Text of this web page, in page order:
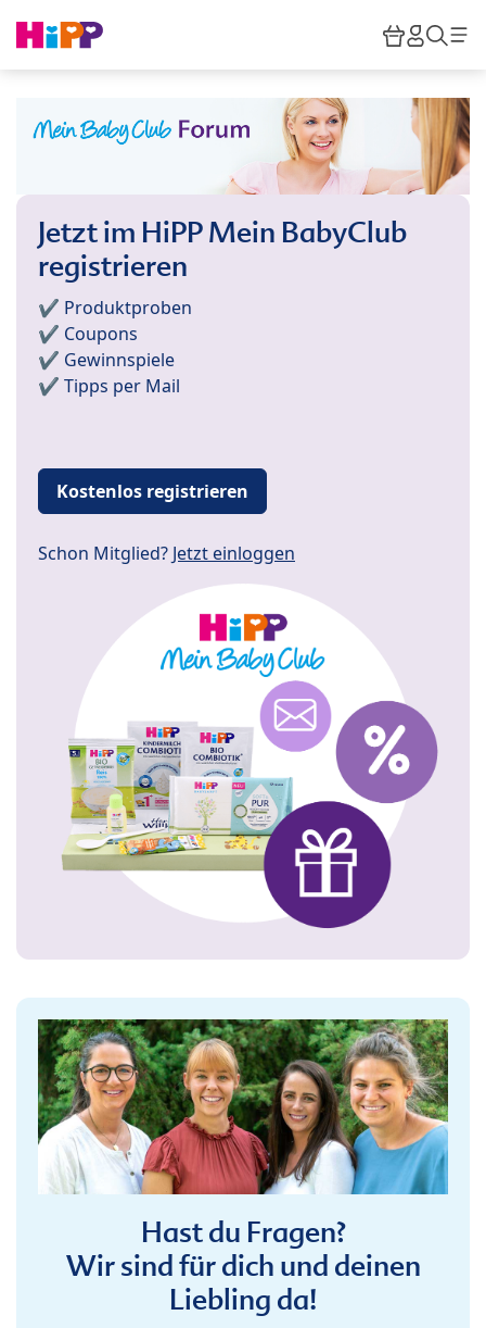
HiPP
Jetzt im HiPP Mein BabyClub
registrieren
✔️ Produktproben
✔️ Coupons
✔️ Gewinnspiele
✔️ Tipps per Mail
Kostenlos registrieren
Schon Mitglied? Jetzt einloggen
Hast du Fragen?
Wir sind für dich und deinen
Liebling da!